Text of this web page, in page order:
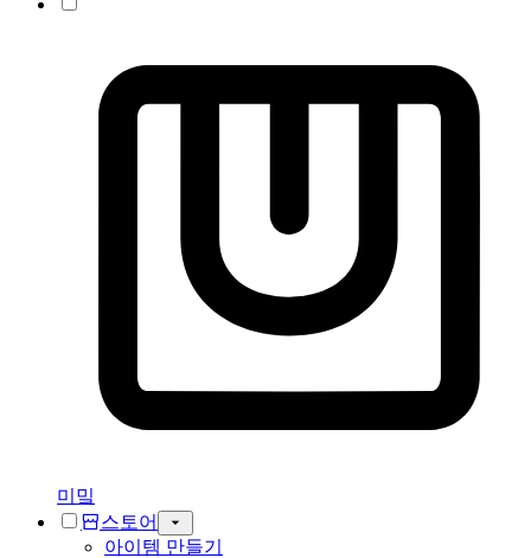
미밐
스토어
아이템 만들기